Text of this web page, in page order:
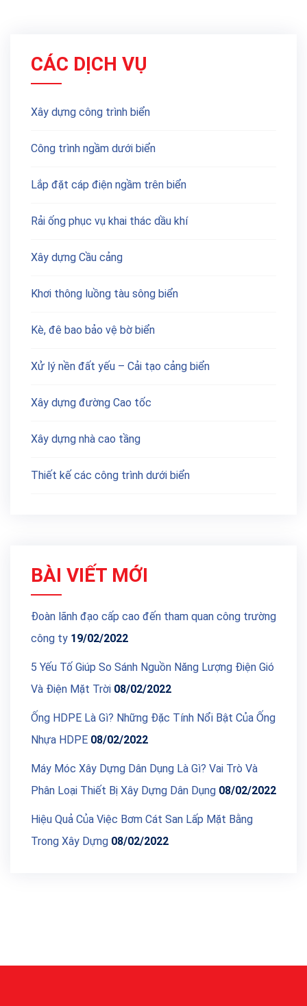
CÁC DỊCH VỤ
Xây dựng công trình biển
Công trình ngầm dưới biển
Lắp đặt cáp điện ngầm trên biển
Rải ống phục vụ khai thác dầu khí
Xây dựng Cầu cảng
Khơi thông luồng tàu sông biển
Kè, đê bao bảo vệ bờ biển
Xử lý nền đất yếu – Cải tạo cảng biển
Xây dựng đường Cao tốc
Xây dựng nhà cao tầng
Thiết kế các công trình dưới biển
BÀI VIẾT MỚI
Đoàn lãnh đạo cấp cao đến tham quan công trường
công ty 19/02/2022
5 Yếu Tố Giúp So Sánh Nguồn Năng Lượng Điện Gió
Và Điện Mặt Trời 08/02/2022
Ống HDPE Là Gì? Những Đặc Tính Nổi Bật Của Ống
Nhựa HDPE 08/02/2022
Máy Móc Xây Dựng Dân Dụng Là Gì? Vai Trò Và
Phân Loại Thiết Bị Xây Dựng Dân Dụng 08/02/2022
Hiệu Quả Của Việc Bơm Cát San Lấp Mặt Bằng
Trong Xây Dựng 08/02/2022